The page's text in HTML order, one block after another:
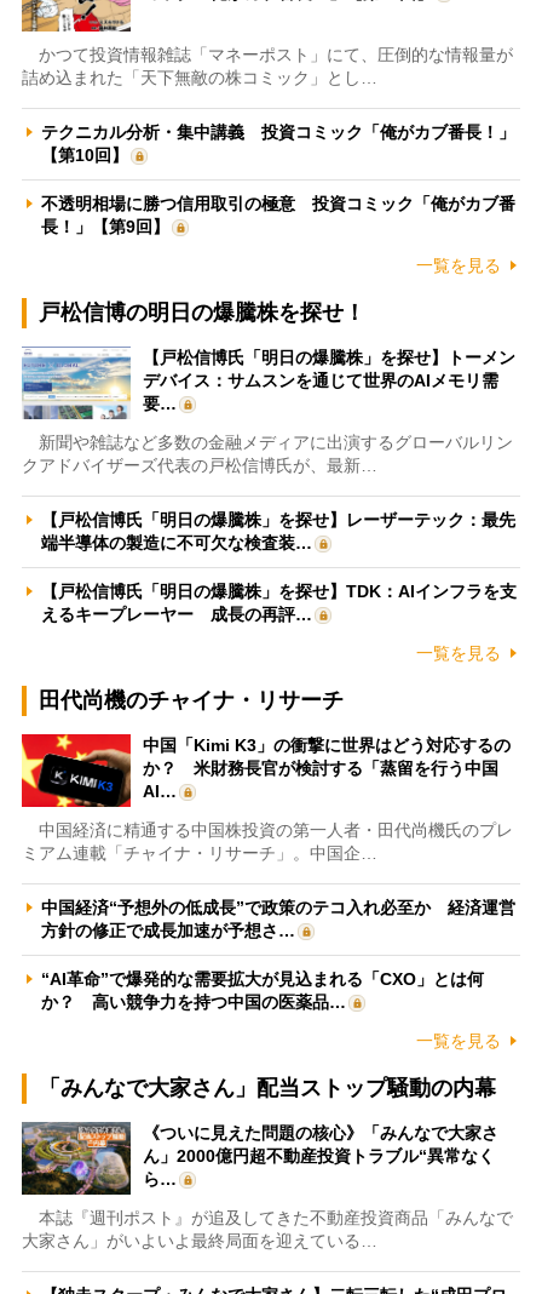
かつて投資情報雑誌「マネーポスト」にて、圧倒的な情報量が
詰め込まれた「天下無敵の株コミック」とし…
テクニカル分析・集中講義 投資コミック「俺がカブ番長！」
【第10回】
不透明相場に勝つ信用取引の極意 投資コミック「俺がカブ番
長！」【第9回】
一覧を見る
戸松信博の明日の爆騰株を探せ！
【戸松信博氏「明日の爆騰株」を探せ】トーメン
デバイス：サムスンを通じて世界のAIメモリ需
要…
新聞や雑誌など多数の金融メディアに出演するグローバルリン
クアドバイザーズ代表の戸松信博氏が、最新…
【戸松信博氏「明日の爆騰株」を探せ】レーザーテック：最先
端半導体の製造に不可欠な検査装…
【戸松信博氏「明日の爆騰株」を探せ】TDK：AIインフラを支
えるキープレーヤー 成長の再評…
一覧を見る
田代尚機のチャイナ・リサーチ
中国「Kimi K3」の衝撃に世界はどう対応するの
か？ 米財務長官が検討する「蒸留を行う中国
AI…
中国経済に精通する中国株投資の第一人者・田代尚機氏のプレ
ミアム連載「チャイナ・リサーチ」。中国企…
中国経済“予想外の低成長”で政策のテコ入れ必至か 経済運営
方針の修正で成長加速が予想さ…
“AI革命”で爆発的な需要拡大が見込まれる「CXO」とは何
か？ 高い競争力を持つ中国の医薬品…
一覧を見る
「みんなで大家さん」配当ストップ騒動の内幕
《ついに見えた問題の核心》「みんなで大家さ
ん」2000億円超不動産投資トラブル“異常なく
ら…
本誌『週刊ポスト』が追及してきた不動産投資商品「みんなで
大家さん」がいよいよ最終局面を迎えている…